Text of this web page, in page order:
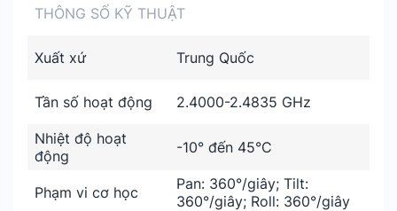
THÔNG SỐ KỸ THUẬT
Xuất xứ Trung Quốc
Tần số hoạt động 2.4000-2.4835 GHz
Nhiệt độ hoạt
động
-10° đến 45°C
Phạm vi cơ học
Pan: 360°/giây; Tilt:
360°/giây; Roll: 360°/giây